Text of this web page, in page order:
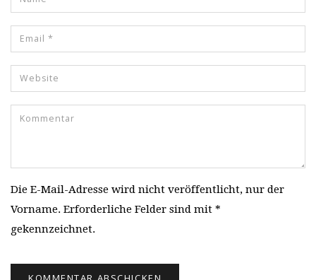
Die E-Mail-Adresse wird nicht veröffentlicht, nur der
Vorname. Erforderliche Felder sind mit *
gekennzeichnet.